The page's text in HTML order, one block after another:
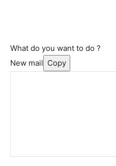
What do you want to do ?
New mail Copy